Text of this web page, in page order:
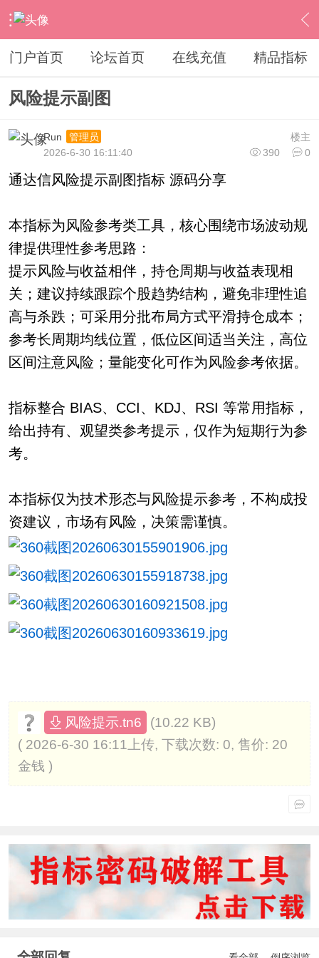
› 通达信指标公式 › 副图公式 › 内容
门户首页 论坛首页 在线充值 精品指标
风险提示副图
楼主
Run
管理员
390
0
2026-6-30 16:11:40
通达信风险提示副图指标 源码分享
本指标为风险参考类工具，核心围绕市场波动规
律提供理性参考思路：
提示风险与收益相伴，持仓周期与收益表现相
关；建议持续跟踪个股趋势结构，避免非理性追
高与杀跌；可采用分批布局方式平滑持仓成本；
参考长周期均线位置，低位区间适当关注，高位
区间注意风险；量能变化可作为风险参考依据。
指标整合 BIAS、CCI、KDJ、RSI 等常用指标，
给出持有、观望类参考提示，仅作为短期行为参
考。
本指标仅为技术形态与风险提示参考，不构成投
资建议，市场有风险，决策需谨慎。
风险提示.tn6
(10.22 KB)
( 2026-6-30 16:11上传, 下载次数: 0, 售价: 20
金钱 )